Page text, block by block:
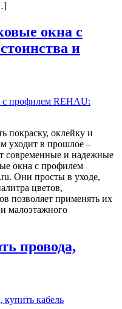
окна с
и
покраску, оклейку и
уходит в прошлое –
современные и надежные
окна с профилем
Они просты в уходе,
цветов,
позволяет применять их
малоэтажного
провода,